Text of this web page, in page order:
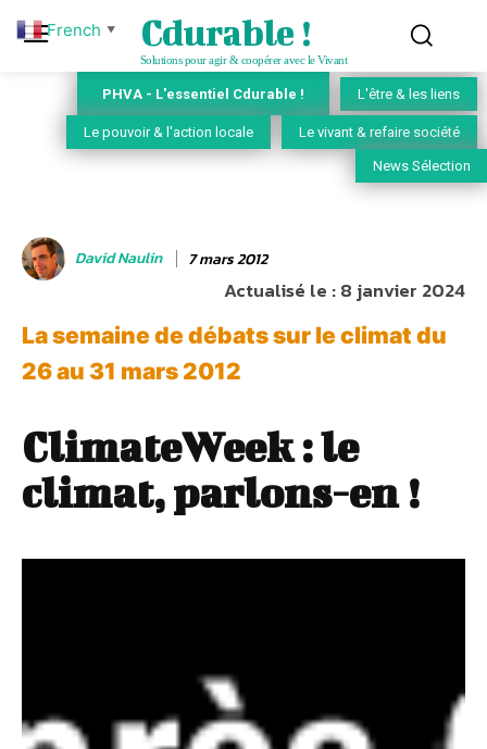
Cdurable !
Solutions pour agir & coopérer avec le Vivant
PHVA - L'essentiel Cdurable ! L'être & les liens
Le pouvoir & l'action locale Le vivant & refaire société
News Sélection
David Naulin 7 mars 2012
Actualisé le :8 janvier 2024
La semaine de débats sur le climat du
26 au 31 mars 2012
ClimateWeek : le
climat, parlons-en !
French ▼